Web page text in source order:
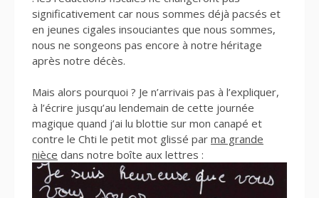
significativement car nous sommes déjà pacsés et
en jeunes cigales insouciantes que nous sommes,
nous ne songeons pas encore à notre héritage
après notre décès.
Mais alors pourquoi ? Je n’arrivais pas à l’expliquer,
à l’écrire jusqu’au lendemain de cette journée
magique quand j’ai lu blottie sur mon canapé et
contre le Chti le petit mot glissé par ma grande
nièce dans notre boîte aux lettres :